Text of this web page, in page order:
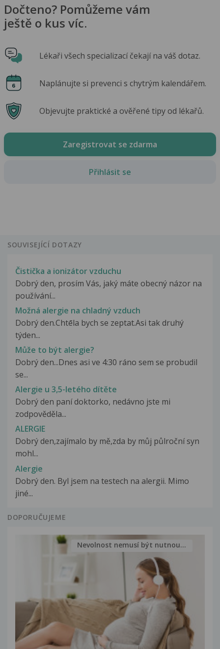
Dočteno? Pomůžeme vám
ještě o kus víc.
Lékaři všech specializací čekají na váš dotaz.
Naplánujte si prevenci s chytrým kalendářem.
Objevujte praktické a ověřené tipy od lékařů.
Zaregistrovat se zdarma
Přihlásit se
SOUVISEJÍCÍ DOTAZY
Čistička a ionizátor vzduchu
Dobrý den, prosím Vás, jaký máte obecný názor na
používání...
Možná alergie na chladný vzduch
Dobrý den.Chtēla bych se zeptat.Asi tak druhý
týden...
Může to být alergie?
Dobrý den...Dnes asi ve 4:30 ráno sem se probudil
se...
Alergie u 3,5-letého dítěte
Dobrý den paní doktorko, nedávno jste mi
zodpověděla...
ALERGIE
Dobrý den,zajímalo by mě,zda by můj půlroční syn
mohl...
Alergie
Dobrý den. Byl jsem na testech na alergii. Mimo
jiné...
DOPORUČUJEME
Nevolnost nemusí být nutnou...